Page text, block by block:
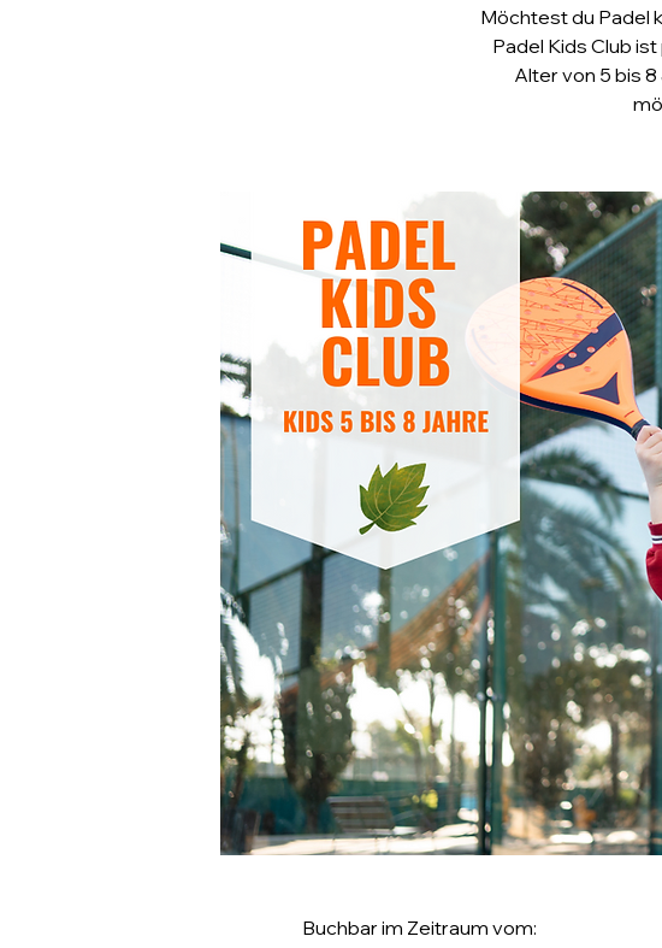
Möchtest du Padel
Padel Kids Club
Alter von 5 bis
Buchbar im Zeitraum vom: